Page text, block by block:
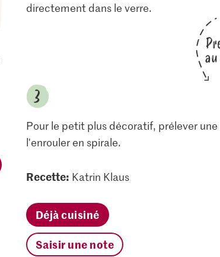
14.95
L’Aperitivo Vibrante
sans alcool
96
directement dans le verre.
Pour le petit plus décoratif, prélever
l'enrouler en spirale.
Recette: Katrin Klaus
Déjà cuisiné
Saisir une note